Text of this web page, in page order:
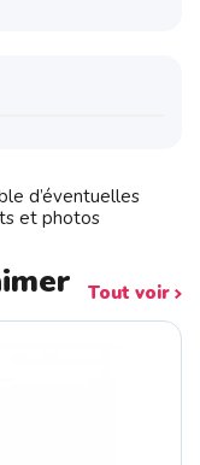
d’éventuelles
et photos
Tout voir